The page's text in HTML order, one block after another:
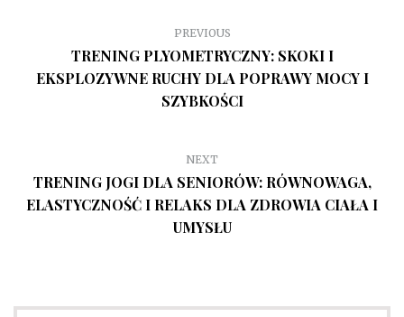
PREVIOUS
TRENING PLYOMETRYCZNY: SKOKI I
EKSPLOZYWNE RUCHY DLA POPRAWY MOCY I
SZYBKOŚCI
NEXT
TRENING JOGI DLA SENIORÓW: RÓWNOWAGA,
ELASTYCZNOŚĆ I RELAKS DLA ZDROWIA CIAŁA I
UMYSŁU